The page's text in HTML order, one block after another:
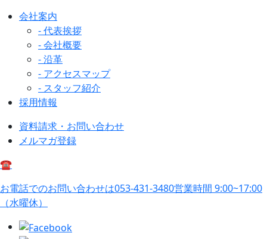
会社案内
- 代表挨拶
- 会社概要
- 沿革
- アクセスマップ
- スタッフ紹介
採用情報
資料請求・お問い合わせ
メルマガ登録
☎
お電話でのお問い合わせは053-431-3480営業時間 9:00~17:00
（水曜休）